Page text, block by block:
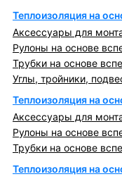
Теплоизоляция на
Аксессуары для
Рулоны на основе
Трубки на основе
Углы, тройники,
Теплоизоляция на
Аксессуары для
Рулоны на основе
Трубки на основе
Теплоизоляция на